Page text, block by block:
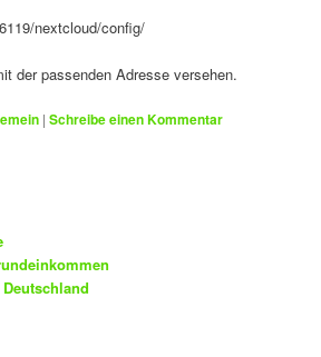
nextcloud/config/
der passenden Adresse versehen.
|Schreibe einen Kommentar